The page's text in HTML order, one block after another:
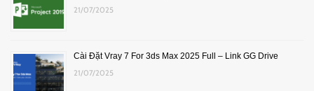
21/07/2025
Cài Đặt Vray 7 For 3ds Max 2025 Full – Link GG Drive
21/07/2025